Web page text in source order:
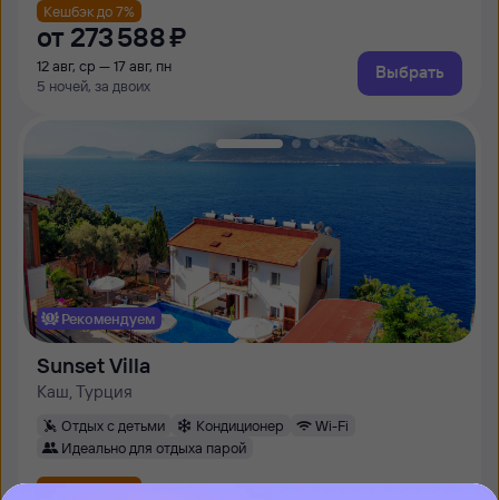
Кешбэк до 7%
от 273 ⁠588 ⁠₽
12 авг, ср — 17 авг, пн
5 ночей, за двоих
Выбрать
Рекомендуем
Sunset Villa
Каш, Турция
Отдых с детьми Кондиционер
Wi-Fi
Идеально для отдыха парой
Кешбэк до 7%